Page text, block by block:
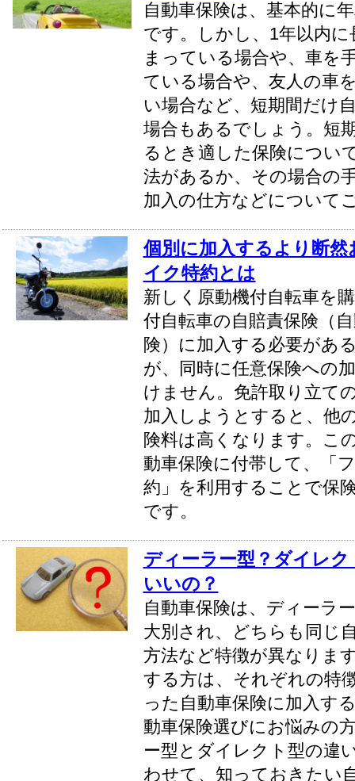
自動車保険は、基本的に
です。しかし、1年以内
まっている場合や、車を
ている場合や、友人の車
い場合など、短期間だけ
場合もあるでしょう。短
るとき適した保険につい
法があるか、その場合の
加入の仕方などについて
個別に加入するより断
イク特約とは
新しく原動機付自転車を
付自転車の自賠責保険（
険）に加入する必要があ
が、同時に任意保険への
けません。免許取り立て
加入しようとすると、他
険料は高くなります。こ
動車保険に付帯して、「
約」を利用することで保
です。
ディーラー型？ダイレ
いいの？
自動車保険は、ディーラ
大別され、どちらも同じ
方法など特徴が異なりま
する方は、それぞれの特
った自動車保険に加入す
動車保険選びにお悩みの
ー型とダイレクト型の違
わせて、知っておきたい